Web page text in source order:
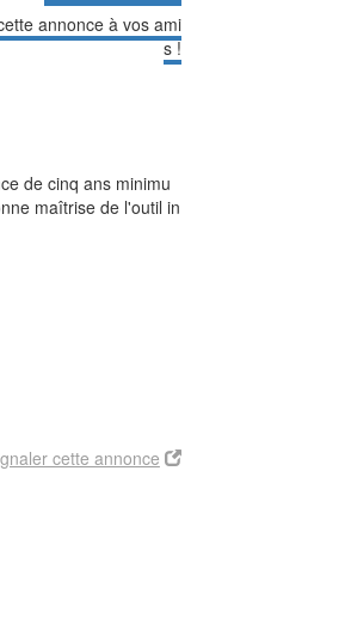
annonce à vos ami
s !
de cinq ans minimu
maîtrise de l'outil in
cette annonce